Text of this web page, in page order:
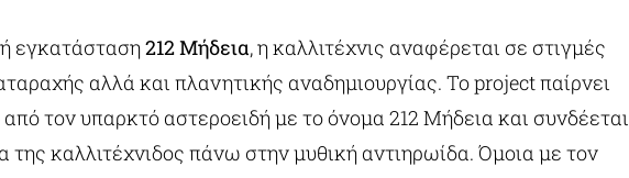
εγκατάσταση212 Μήδεια, η καλλιτέχνις αναφέρεται σε στιγμές
αλλά και πλανητικής αναδημιουργίας. Το project παίρνει
από τον υπαρκτό αστεροειδή με το όνομα 212 Μήδεια και συνδέεται
της καλλιτέχνιδος πάνω στην μυθική αντιηρωίδα. Όμοια με τον